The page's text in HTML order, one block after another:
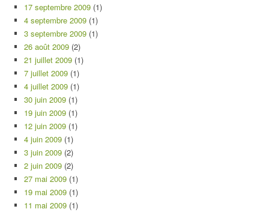
17 septembre 2009 (1)
4 septembre 2009 (1)
3 septembre 2009 (1)
26 août 2009 (2)
21 juillet 2009 (1)
7 juillet 2009 (1)
4 juillet 2009 (1)
30 juin 2009 (1)
19 juin 2009 (1)
12 juin 2009 (1)
4 juin 2009 (1)
3 juin 2009 (2)
2 juin 2009 (2)
27 mai 2009 (1)
19 mai 2009 (1)
11 mai 2009 (1)